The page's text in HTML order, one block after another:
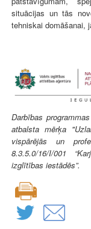
situācijas un tās
tehniskai domāšanai,
Darbības
atbalsta mērķa
vispārējās un
8.3.5.0/16/I/001
izglītības iestādēs”.